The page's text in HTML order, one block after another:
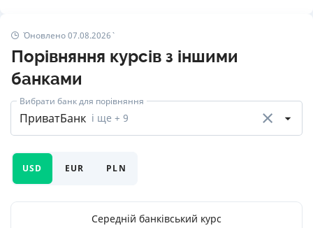
Оновлено 07.08.2026
Порівняння курсів з іншими
банками
Вибрати банк для порівняння
ПриватБанк і ще + 9
USD EUR PLN
Середній банківський курс